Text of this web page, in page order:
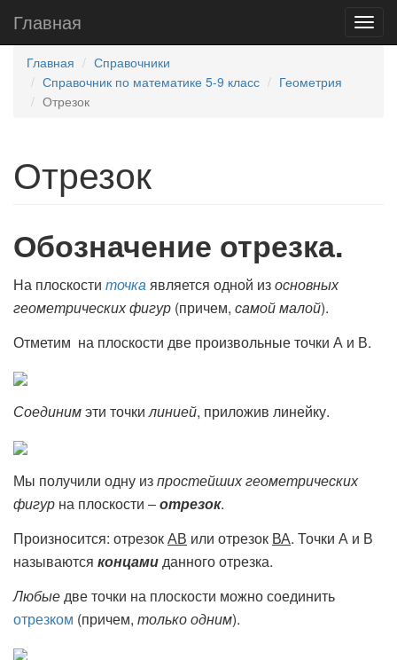
Главная
Главная
Справочники
Справочник по математике 5-9 класс
Геометрия
Отрезок
Отрезок
Обозначение отрезка.
На плоскости точкаявляется одной изосновных
геометрических фигур (причем, самой малой).
Отметим на плоскости две произвольные точки А и В.
Соединимэти точкилинией, приложив линейку.
Мы получили одну изпростейших геометрических
фигур на плоскости ‒отрезок.
Произносится: отрезокАВ или отрезок ВА. Точки А и В
называются концамиданного отрезка.
Любыедве точки на плоскости можно соединить
отрезком (причем, только одним).